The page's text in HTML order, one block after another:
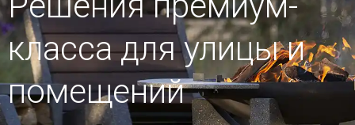
класса для улицыи
помещений